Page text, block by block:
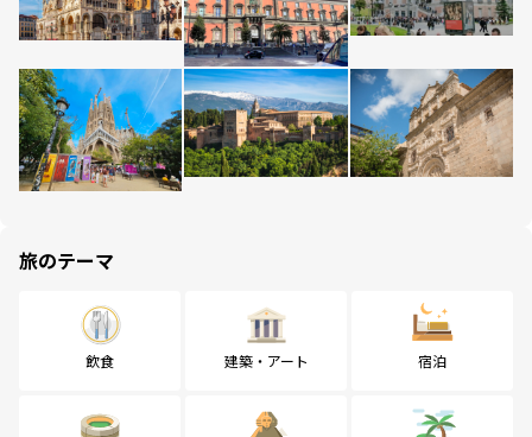
旅のテーマ
飲食 建築・アート 宿泊